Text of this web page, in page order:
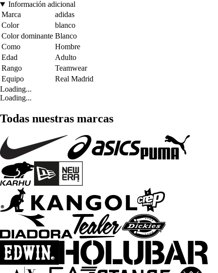
Información adicional
Marca
adidas
Color
blanco
Color dominante Blanco
Como
Hombre
Edad
Adulto
Rango
Teamwear
Equipo
Real Madrid
Loading...
Loading...
Todas nuestras marcas